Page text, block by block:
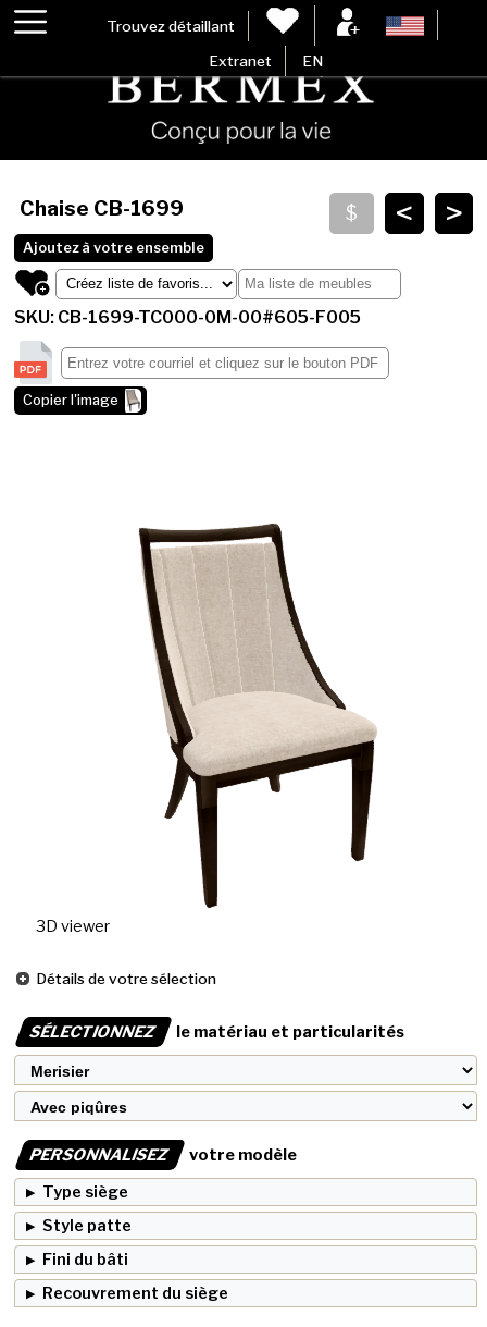
Trouvez détaillant
Extranet EN
>
<
Chaise CB-1699
Ajoutez à votre ensemble
SKU: CB-1699-TC000-0M-00#605-F005
Copier l'image
3D viewer
Détails de votre sélection
SÉLECTIONNEZ le matériau et particularités
PERSONNALISEZ
votre modèle
Type siège
Style patte
Fini du bâti
Recouvrement du siège